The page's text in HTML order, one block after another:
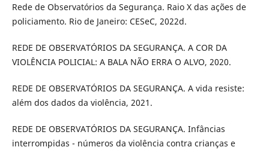
Rede de Observatórios da Segurança. Raio X das ações de
policiamento. Rio de Janeiro: CESeC, 2022d.
REDE DE OBSERVATÓRIOS DA SEGURANÇA. A COR DA
VIOLÊNCIA POLICIAL: A BALA NÃO ERRA O ALVO, 2020.
REDE DE OBSERVATÓRIOS DA SEGURANÇA. A vida resiste:
além dos dados da violência, 2021.
REDE DE OBSERVATÓRIOS DA SEGURANÇA. Infâncias
interrompidas - números da violência contra crianças e